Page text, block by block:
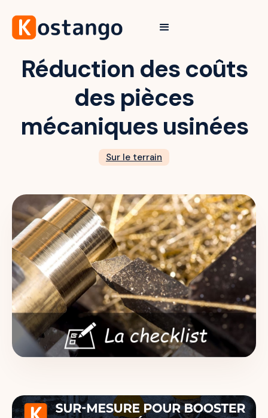
Réduction des coûts
des pièces
mécaniques usinées
Sur le terrain